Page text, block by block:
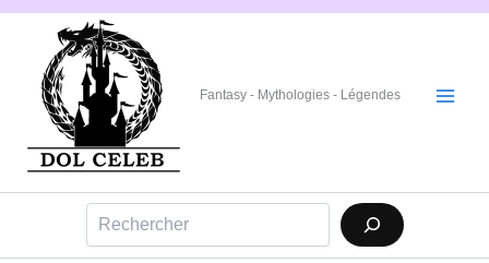
Aller
Fantasy - Mythologies - Légendes